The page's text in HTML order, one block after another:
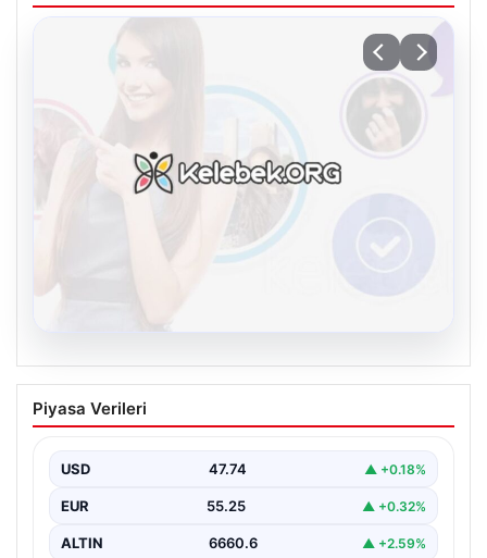
08.08.2026
Kelebek.Org İle Dijital İletişimin
Seviyeli Adresi Ve Chat Deneyimi
iletişim oluşturması ciddi bir değer barındırmaktadır.
Halen birçok…
Piyasa Verileri
USD 47.74 ▲ +0.18%
EUR 55.25 ▲ +0.32%
ALTIN 6660.6 ▲ +2.59%